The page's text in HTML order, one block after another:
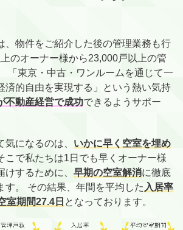
、物件をご紹介した後の管理業務も行
のオーナー様から23,000戸以上の管
「東京・中古・ワンルームを通じて一
済的自由を実現する」という熱い気持
不動産経営で成功できるようサポー
になるのは、 いかに早く空室を埋め
こで私たちは1日でも早くオーナー様
するために、 早期の空室解消に徹底
す。 その結果、年間を平均した 入居率
室期間27.4日 となっております。